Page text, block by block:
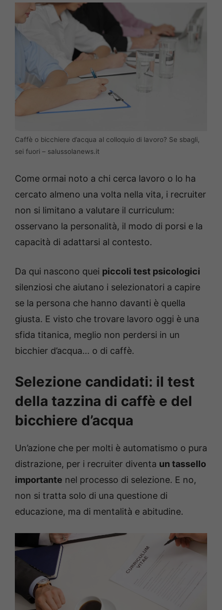
Caffè o bicchiere d’acqua al colloquio di lavoro? Se sbagli,
sei fuori – salussolanews.it
Come ormai noto a chi cerca lavoro o lo ha
cercato almeno una volta nella vita, i recruiter
non si limitano a valutare il curriculum:
osservano la personalità, il modo di porsi e la
capacità di adattarsi al contesto.
Da qui nascono quei piccoli test psicologici
silenziosi che aiutano i selezionatori a capire
se la persona che hanno davanti è quella
giusta. E visto che trovare lavoro oggi è una
sfida titanica, meglio non perdersi in un
bicchier d’acqua… o di caffè.
Selezione candidati: il test
della tazzina di caffè e del
bicchiere d’acqua
Un’azione che per molti è automatismo o pura
distrazione, per i recruiter diventa un tassello
importante nel processo di selezione. E no,
non si tratta solo di una questione di
educazione, ma di mentalità e abitudine.